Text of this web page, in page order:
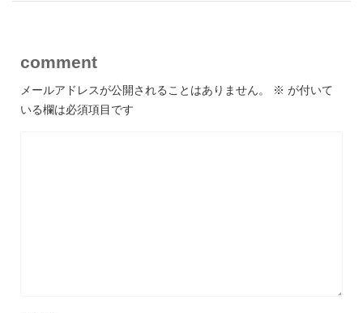
comment
メールアドレスが公開されることはありません。 ※ が付いて
いる欄は必須項目です